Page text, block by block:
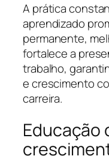
A prática
aprendizado
permanente,
fortalece a
trabalho,
e crescimento
carreira.
Educação